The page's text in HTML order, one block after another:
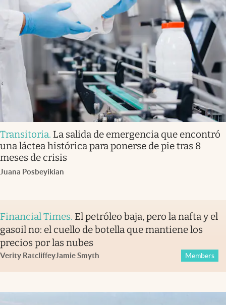
Transitoria. La salida de emergencia que encontró
una láctea histórica para ponerse de pie tras 8
meses de crisis
Juana Posbeyikian
Financial Times. El petróleo baja, pero la nafta y el
gasoil no: el cuello de botella que mantiene los
precios por las nubes
Verity RatcliffeyJamie Smyth Members